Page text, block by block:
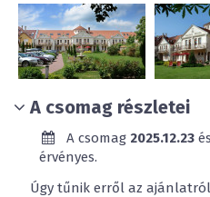
A csomag részletei
A csomag 2025.12.23 és
érvényes.
Úgy tűnik erről az